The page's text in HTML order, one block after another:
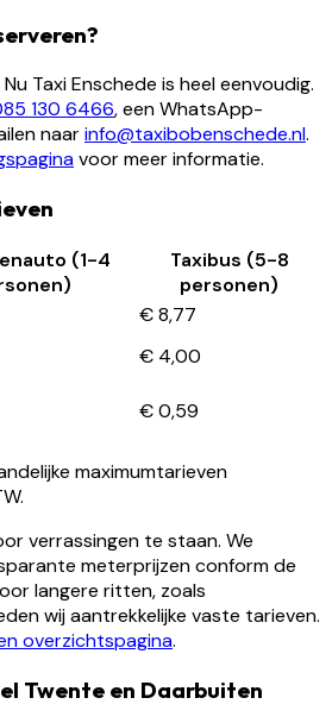
Taxi Enschede is heel eenvoudig.
130 6466, een WhatsApp-
naarinfo@taxibobenschede.nl.
voor meer informatie.
(1-4
Taxibus (5-8
personen)
€ 8,77
€ 4,00
€ 0,59
maximumtarieven
verrassingen te staan. We
meterprijzen conform de
langere ritten, zoals
wij aantrekkelijke vaste tarieven.
overzichtspagina.
Twente en Daarbuiten